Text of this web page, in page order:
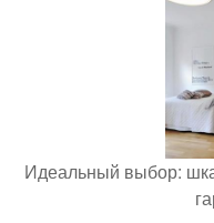
Идеальный выбор: